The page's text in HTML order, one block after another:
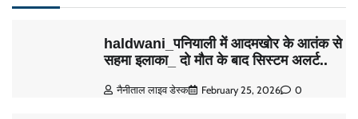
haldwani_पनियाली में आदमखोर के आतंक से
सहमा इलाका_ दो मौत के बाद सिस्टम अलर्ट..
नैनीताल लाइव डेस्क February 25, 2026 0